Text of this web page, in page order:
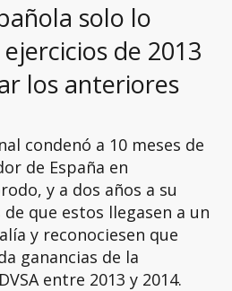
solo lo
de 2013
los anteriores
condenó a 10 meses de
de España en
y a dos años a su
que estos llegasen a un
y reconociesen que
ganancias de la
entre 2013 y 2014.